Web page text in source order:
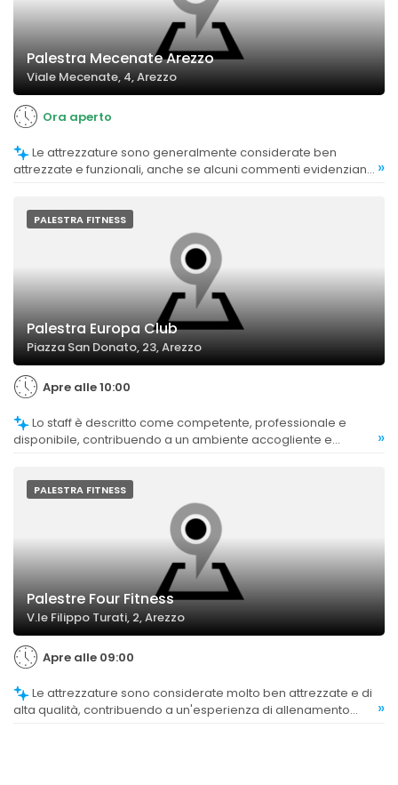
Palestra Mecenate Arezzo
Viale Mecenate, 4, Arezzo
Ora aperto
attrezzate e funzionali, anche se alcuni commenti evidenziano »
PALESTRA FITNESS
Palestra Europa Club
Piazza San Donato, 23, Arezzo
Apre alle 10:00
disponibile, contribuendo a un ambiente accogliente e
»
PALESTRA FITNESS
Palestre Four Fitness
V.le Filippo Turati, 2, Arezzo
Apre alle 09:00
alta qualità, contribuendo a un'esperienza di allenamento
»